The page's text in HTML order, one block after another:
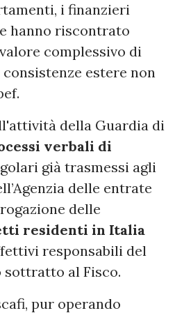
i finanzieri
hanno riscontrato
complessivo di
consistenze estere non
della Guardia di
verbali di
già trasmessi agli
delle entrate
delle
residenti in Italia
responsabili del
al Fisco.
pur operando